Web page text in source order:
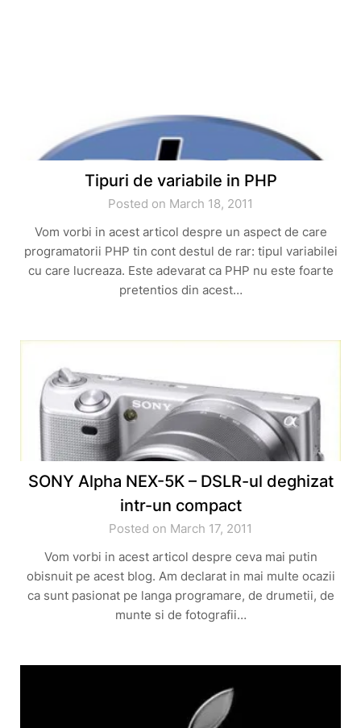
Tipuri de variabile in PHP
Posted on March 18, 2011
Vom vorbi in acest articol despre un aspect de care
programatorii PHP tin cont destul de rar: tipul variabilei
cu care lucreaza. Este adevarat ca PHP nu este foarte
pretentios din acest…
SONY Alpha NEX-5K – DSLR-ul deghizat
intr-un compact
Posted on March 17, 2011
Vom vorbi in acest articol despre ceva mai putin
obisnuit pe acest blog. Am declarat in mai multe ocazii
ca sunt pasionat pe langa programare, de drumetii, de
munte si de fotografii…